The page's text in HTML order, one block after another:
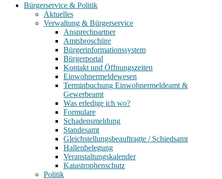
Bürgerservice & Politik
Aktuelles
Verwaltung & Bürgerservice
Ansprechpartner
Amtsbroschüre
Bürgerinformationssystem
Bürgerportal
Kontakt und Öffnungszeiten
Einwohnermeldewesen
Terminbuchung Einwohnermeldeamt &
Gewerbeamt
Was erledige ich wo?
Formulare
Schadensmeldung
Standesamt
Gleichstellungsbeauftragte / Schiedsamt
Hallenbelegung
Veranstaltungskalender
Katastrophenschutz
Politik